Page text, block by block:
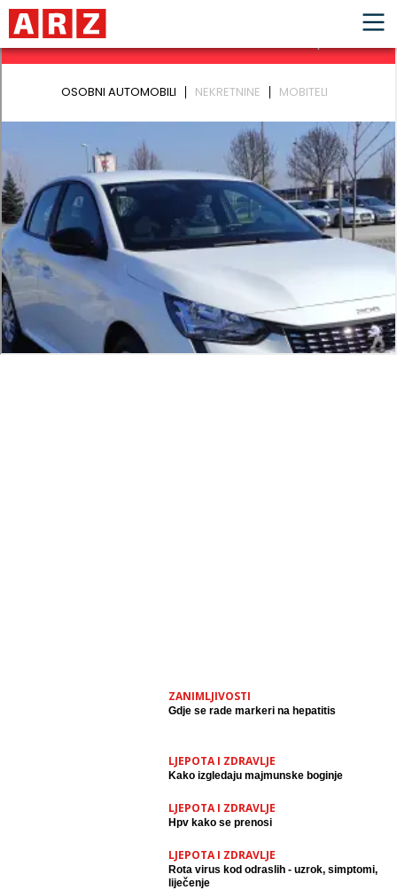
ZANIMLJIVOSTI
Gdje se rade markeri na hepatitis
LJEPOTA I ZDRAVLJE
Kako izgledaju majmunske boginje
LJEPOTA I ZDRAVLJE
Hpv kako se prenosi
LJEPOTA I ZDRAVLJE
Rota virus kod odraslih - uzrok, simptomi,
liječenje